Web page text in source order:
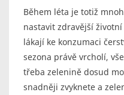
Během léta je totiž
nastavit zdravější
lákají ke konzumaci
sezona právě vrcholí,
třeba zelenině dosud
snadněji zvyknete a